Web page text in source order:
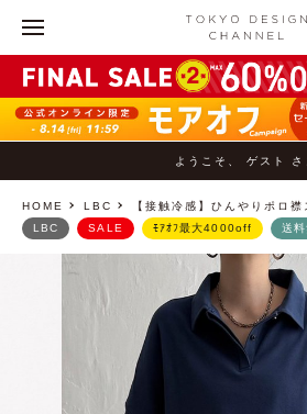
ようこそ、 ゲスト さ
HOME LBC 【接触冷感】ひんやりポロ
LBC SALE ﾓｱｵﾌ最大4000off 送